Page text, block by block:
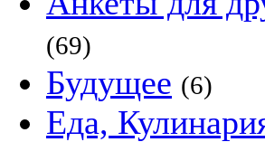
(69)
Будущее (6)
Еда,